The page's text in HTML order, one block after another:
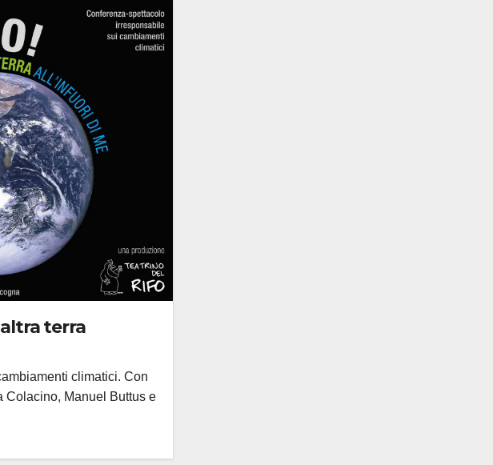
terra
climatici. Con
Colacino, Manuel Buttus e